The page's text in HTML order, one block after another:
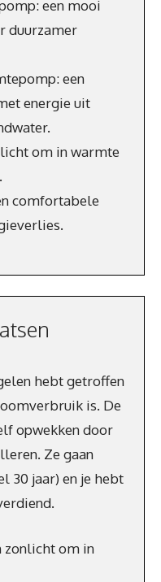
een mooi
duurzamer
een
energie uit
om in warmte
comfortabele
hebt getroffen
is. De
opwekken door
Ze gaan
30 jaar) en je hebt
zonlicht om in